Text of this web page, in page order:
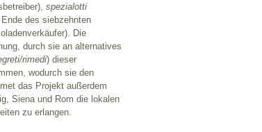
spezialotti
des siebzehnten
Die
durch sie an alternatives
rimedi) dieser
wodurch sie den
das Projekt außerdem
Siena und Rom die lokalen
zu erlangen.